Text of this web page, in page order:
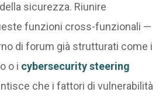
sicurezza. Riunire
funzioni cross-funzionali —
di forum già strutturati come i
o i cybersecurity steering
che i fattori di vulnerabilità